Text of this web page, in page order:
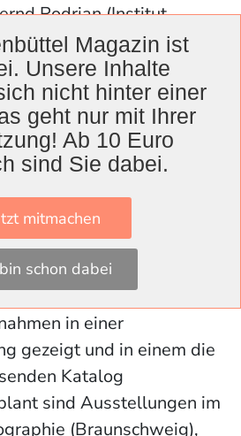
Rodrian (Institut
und Stefanie
des Landes
Bund).
Katalog
hat die
der Arbeiten ist
entstandenen Werke
mit Teilen der
‚Kulturlandschaften‘
in einer
gezeigt und in einem die
Katalog
sind Ausstellungen im
(Braunschweig),
Magazin ist
Unsere Inhalte
nicht hinter einer
geht nur mit Ihrer
Ab 10 Euro
sind Sie dabei.
mitmachen
schon dabei